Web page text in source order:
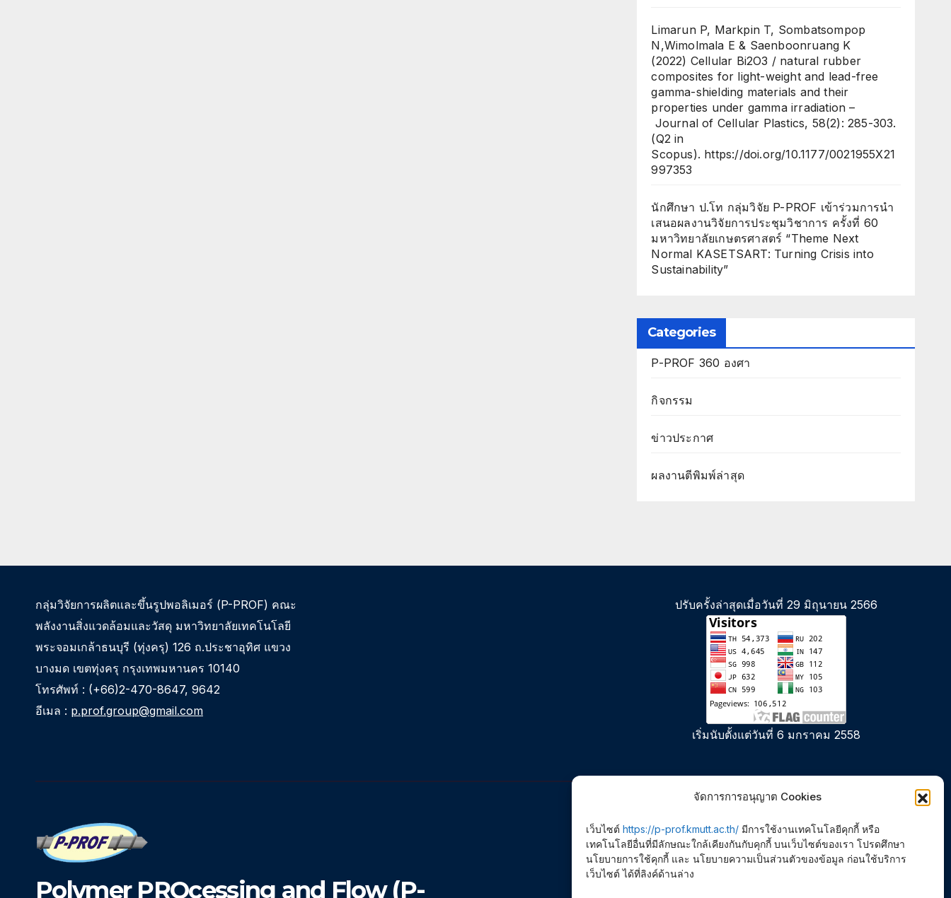
จัดการการอนุญาต Cookies
เว็บไซต์ https://p-prof.kmutt.ac.th/ มีการใช้งานเทคโนโลยีคุกกี้ หรือ
เทคโนโลยีอื่นที่มีลักษณะใกล้เคียงกันกับคุกกี้ บนเว็บไซต์ของเรา โปรดศึกษา
นโยบายการใช้คุกกี้ และ นโยบายความเป็นส่วนตัวของข้อมูล ก่อนใช้บริการ
เว็บไซต์ ได้ที่ลิงค์ด้านล่าง
Limarun P, Markpin T, Sombatsompop
N,Wimolmala E & Saenboonruang K
(2022) Cellular Bi2O3 / natural rubber
composites for light-weight and lead-free
gamma-shielding materials and their
properties under gamma irradiation –
Journal of Cellular Plastics, 58(2): 285-303.
(Q2 in
Scopus). https://doi.org/10.1177/0021955X21
997353
นักศึกษา ป.โท กลุ่มวิจัย P-PROF เข้าร่วมการนำ
เสนอผลงานวิจัยการประชุมวิชาการ ครั้งที่ 60
มหาวิทยาลัยเกษตรศาสตร์ “Theme Next
Normal KASETSART: Turning Crisis into
Sustainability”
Categories
P-PROF 360 องศา
กิจกรรม
ข่าวประกาศ
ผลงานตีพิมพ์ล่าสุด
กลุ่มวิจัยการผลิตและขึ้นรูปพอลิเมอร์ (P-PROF) คณะ
พลังงานสิ่งแวดล้อมและวัสดุ มหาวิทยาลัยเทคโนโลยี
พระจอมเกล้าธนบุรี (ทุ่งครุ) 126 ถ.ประชาอุทิศ แขวง
บางมด เขตทุ่งครุ กรุงเทพมหานคร 10140
โทรศัพท์ : (+66)2-470-8647, 9642
อีเมล : p.prof.group@gmail.com
ปรับครั้งล่าสุดเมื่อวันที่ 29 มิถุนายน 2566
เริ่มนับตั้งแต่วันที่ 6 มกราคม 2558
Polymer PROcessing and Flow (P-